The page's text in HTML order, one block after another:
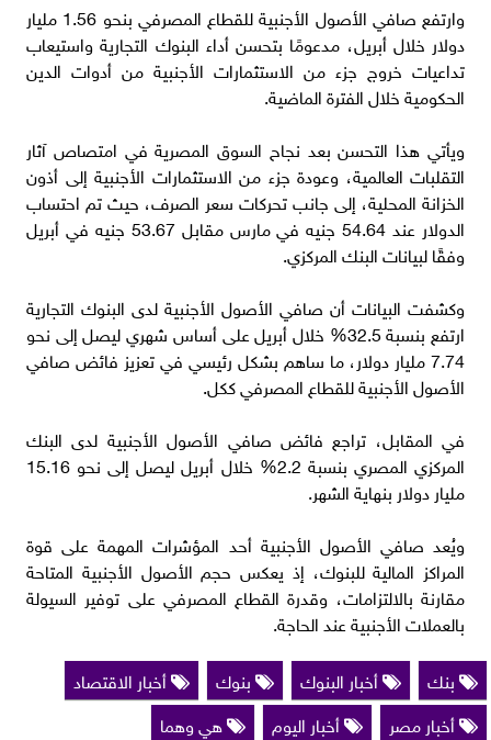
وارتفع صافي الأصول الأجنبية للقطاع المصرفي بنحو 1.56 مليار
دولار خلال أبريل، مدعومًا بتحسن أداء البنوك التجارية واستيعاب
تداعيات خروج جزء من الاستثمارات الأجنبية من أدوات الدين
الحكومية خلال الفترة الماضية.
ويأتي هذا التحسن بعد نجاح السوق المصرية في امتصاص آثار
التقلبات العالمية، وعودة جزء من الاستثمارات الأجنبية إلى أذون
الخزانة المحلية، إلى جانب تحركات سعر الصرف، حيث تم احتساب
الدولار عند 54.64 جنيه في مارس مقابل 53.67 جنيه في أبريل
وفقًا لبيانات البنك المركزي.
وكشفت البيانات أن صافي الأصول الأجنبية لدى البنوك التجارية
ارتفع بنسبة 32.5% خلال أبريل على أساس شهري ليصل إلى نحو
7.74 مليار دولار، ما ساهم بشكل رئيسي في تعزيز فائض صافي
الأصول الأجنبية للقطاع المصرفي ككل.
في المقابل، تراجع فائض صافي الأصول الأجنبية لدى البنك
المركزي المصري بنسبة 2.2% خلال أبريل ليصل إلى نحو 15.16
مليار دولار بنهاية الشهر.
ويُعد صافي الأصول الأجنبية أحد المؤشرات المهمة على قوة
المراكز المالية للبنوك، إذ يعكس حجم الأصول الأجنبية المتاحة
مقارنة بالالتزامات، وقدرة القطاع المصرفي على توفير السيولة
بالعملات الأجنبية عند الحاجة.
بنك
أخبار البنوك بنوك
أخبار الاقتصاد
أخبار مصر
أخبار اليوم هي وهما